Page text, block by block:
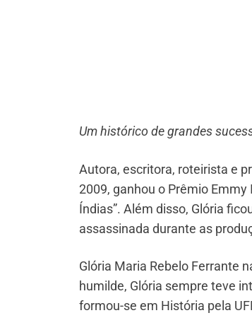
Um histórico de grandes
Autora, escritora, roteirista e
2009, ganhou o Prêmio
Índias”. Além disso, Glória
assassinada durante as
Glória Maria Rebelo Ferrante
humilde, Glória sempre teve
formou-se em História pela